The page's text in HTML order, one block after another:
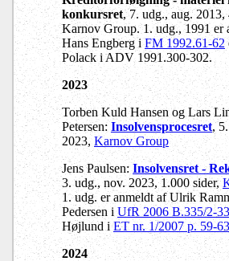
konkursret, 7. udg., aug. 2013,
Karnov Group. 1. udg., 1991 er
Hans Engberg i FM 1992.61-62
Polack i ADV 1991.300-302.
2023
Torben Kuld Hansen og Lars
Petersen:Insolvensprocesret,
2023, Karnov Group
Jens Paulsen:Insolvensret -
3. udg., nov. 2023, 1.000 sider,
1. udg. er anmeldt af Ulrik
Pedersen i UfR 2006 B.335/2-
Højlund iET nr. 1/2007 p. 59-63
2024